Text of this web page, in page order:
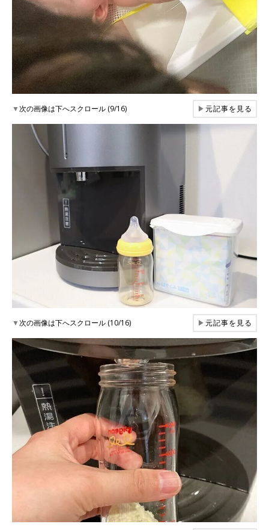
▼次の画像は下へスクロール (9/16) ▶元記事を見る
▼次の画像は下へスクロール (10/16) ▶元記事を見る